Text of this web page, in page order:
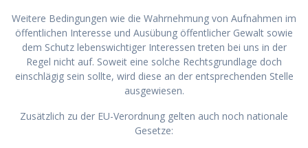
Weitere Bedingungen wie die Wahrnehmung von Aufnahmen im
öffentlichen Interesse und Ausübung öffentlicher Gewalt sowie
dem Schutz lebenswichtiger Interessen treten bei uns in der
Regel nicht auf. Soweit eine solche Rechtsgrundlage doch
einschlägig sein sollte, wird diese an der entsprechenden Stelle
ausgewiesen.
Zusätzlich zu der EU-Verordnung gelten auch noch nationale
Gesetze: